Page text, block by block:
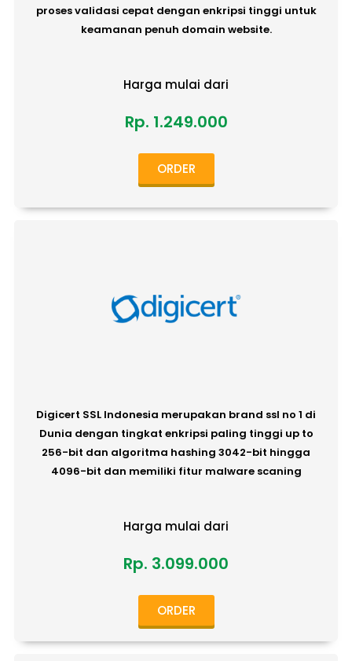
proses validasi cepat dengan enkripsi tinggi untuk
keamanan penuh domain website.
Harga mulai dari
Rp. 1.249.000
ORDER
Digicert SSL Indonesia merupakan brand ssl no 1 di
Dunia dengan tingkat enkripsi paling tinggi up to
256-bit dan algoritma hashing 3042-bit hingga
4096-bit dan memiliki fitur malware scaning
Harga mulai dari
Rp. 3.099.000
ORDER